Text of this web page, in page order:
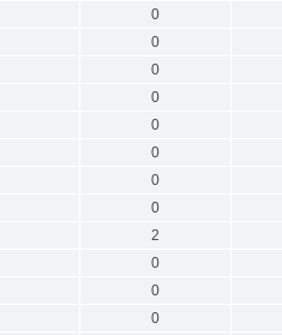
0
0
0
0
0
0
0
0
2
0
0
0